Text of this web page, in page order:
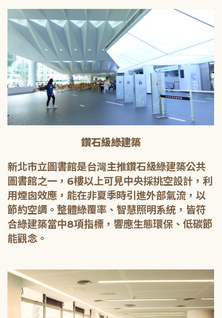
鑽石級綠建築
新北市立圖書館是台灣主推鑽石級綠建築公共
圖書館之一，6樓以上可見中央採挑空設計，利
用煙囪效應，能在非夏季時引進外部氣流，以
節約空調。整體綠覆率、智慧照明系統，皆符
合綠建築當中8項指標，響應生態環保、低碳節
能觀念。